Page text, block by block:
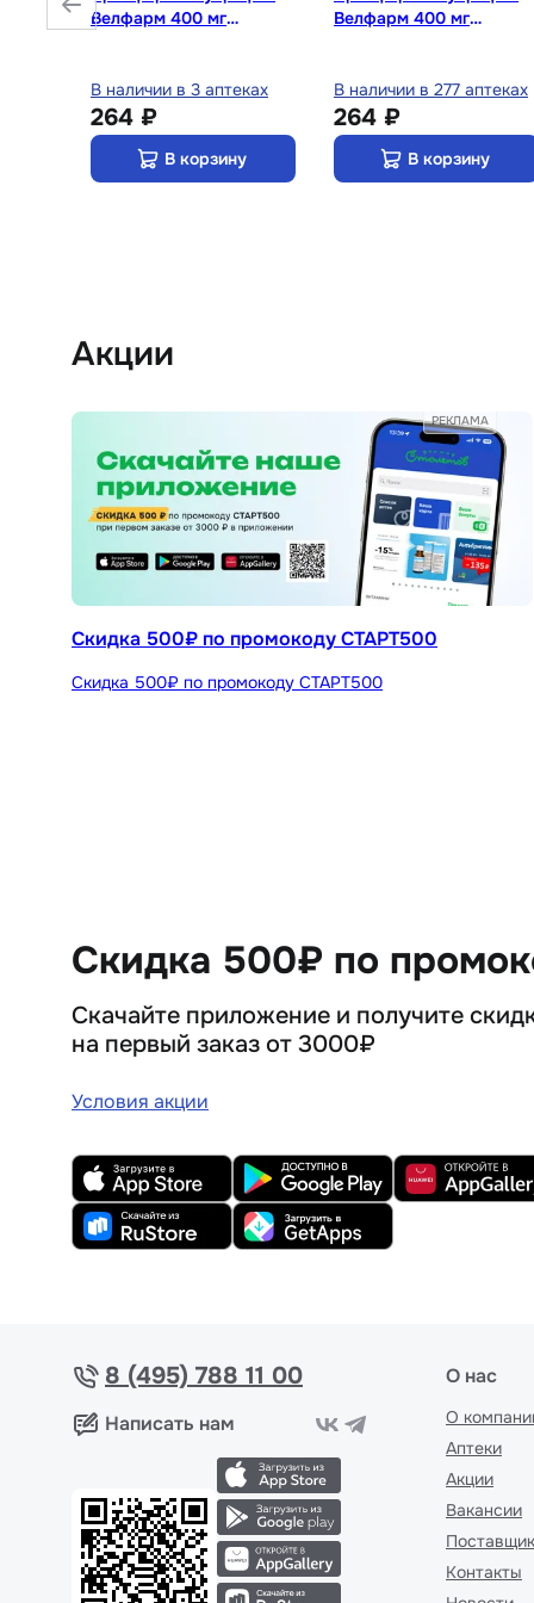
Велфарм 400 мг
В наличии в 3 аптеках
264 ₽
В корзину
Велфарм 400 мг
В наличии в 277 аптеках
264 ₽
В корзину
Акции
Скидка 500₽ по промокоду СТАРТ500
Скидка 500₽ по промокоду СТАРТ500
РЕКЛАМА
Скидка 500₽ по
Скачайте приложение и получите
на первый заказ от 3000₽
Условия акции
8 (495) 788 11 00
Написать нам
О нас
О
Аптеки
Акции
Вакансии
Контакты